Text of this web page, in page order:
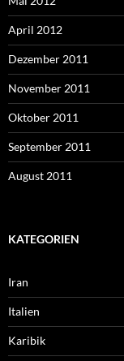
April 2012
Dezember 2011
November 2011
Oktober 2011
September 2011
August 2011
KATEGORIEN
Iran
Italien
Karibik